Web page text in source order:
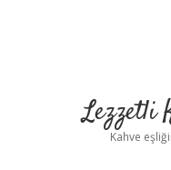
Lezzetli
Kahve